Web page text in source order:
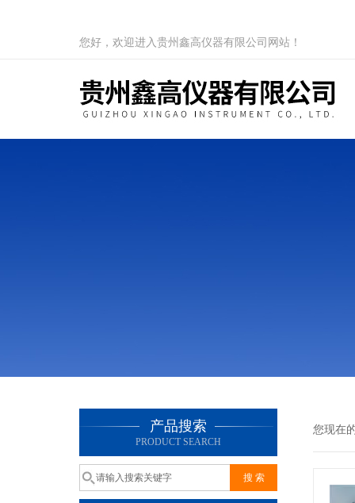
您好，欢迎进入贵州鑫高仪器有限公司网站！
产品搜索
PRODUCT SEARCH
您现在